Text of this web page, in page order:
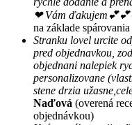
❤ Vám
na základe
Stranku lovel urcite
pred objednavkou,
objednani nalepiek
personalizovane
stene drzia
Naďová (overená
objednávkou)